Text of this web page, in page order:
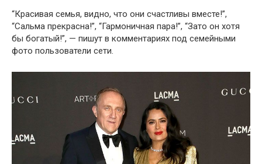
“Красивая семья, видно, что они счастливы вместе!”,
“Сальма прекрасна!”, “Гармоничная пара!”, “Зато он хотя
бы богатый!”, — пишут в комментариях под семейными
фото пользователи сети.